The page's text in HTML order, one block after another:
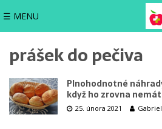
☰ MENU
prášek do pečiva
Plnohodnotné
když ho zrovna
25. února 2021